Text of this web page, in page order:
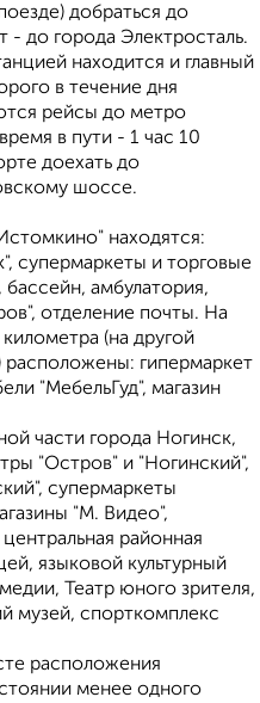
добраться до
- до города Электросталь.
находится и главный
в течение дня
рейсы до метро
в пути - 1 час 10
доехать до
шоссе.
находятся:
супермаркеты и торговые
амбулатория,
отделение почты. На
(на другой
гипермаркет
"МебельГуд", магазин
части города Ногинск,
"Остров" и "Ногинский",
супермаркеты
"М. Видео",
районная
языковой культурный
Театр юного зрителя,
музей, спорткомплекс
расположения
менее одного